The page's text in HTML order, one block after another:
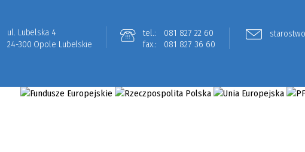
ul. Lubelska 4
24-300 Opole Lubelskie
tel.:
081 827 22 60
fax.:
081 827 36 60